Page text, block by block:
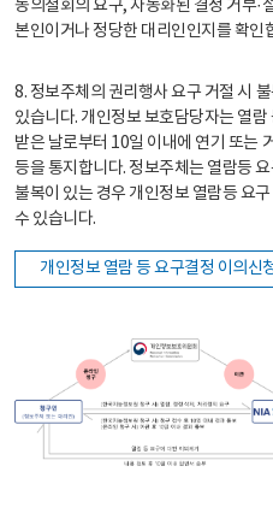
동의철회의 요구, 자동화된 결정 거부·
본인이거나 정당한 대리인인지를 확인
8. 정보주체의 권리행사 요구 거절 시
있습니다. 개인정보 보호담당자는 열
받은 날로부터 10일 이내에 연기 또는
등을 통지합니다. 정보주체는 열람등
불복이 있는 경우 개인정보 열람등 요
수 있습니다.
개인정보 열람 등 요구결정 이의신